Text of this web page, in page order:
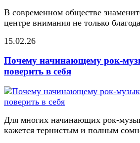
В современном обществе
центре внимания не только
15.02.26
Почему начинающему рок-
поверить в себя
Для многих начинающих рок-
кажется тернистым и полным